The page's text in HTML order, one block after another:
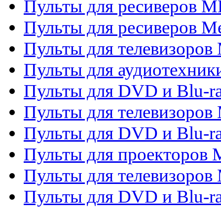
Пульты для ресиверов
Пульты для ресиверов
Пульты для телевизоров
Пульты для
Пульты для DVD и Blu-
Пульты для
Пульты для DVD и Blu-
Пульты для проекторов
Пульты для
Пульты для DVD и Blu-